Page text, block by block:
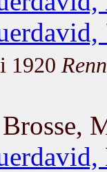
1920